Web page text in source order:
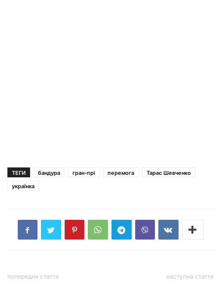
ТЕГИ бандура гран-прі перемога
Тарас Шевченко
українка
попередня стаття наступна стаття